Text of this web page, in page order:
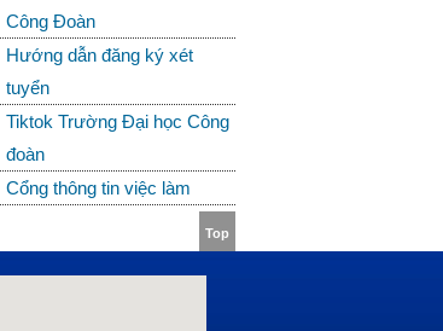
Công Đoàn
Hướng dẫn đăng ký xét
tuyển
Tiktok Trường Đại học Công
đoàn
Cổng thông tin việc làm
Top